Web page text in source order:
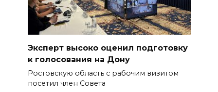
Эксперт высоко оценил подготовку
к голосования на Дону
Ростовскую область с рабочим визитом
посетил член Совета